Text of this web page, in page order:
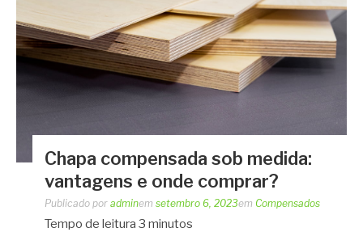
Chapa compensada sob medida:
vantagens e onde comprar?
Publicado por adminem setembro 6, 2023em Compensados
Tempo de leitura 3 minutos